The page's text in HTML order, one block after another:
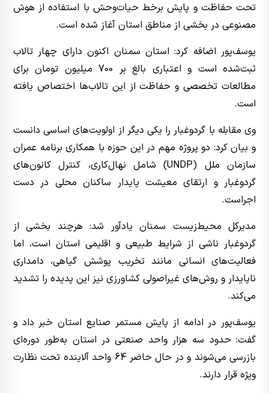
تحت حفاظت و پایش برخط حیات‌وحش با استفاده از هوش
مصنوعی در بخشی از مناطق استان آغاز شده است.
یوسف‌پور اضافه کرد: استان سمنان اکنون دارای چهار تالاب
ثبت‌شده است و اعتباری بالغ بر 700 میلیون تومان برای
مطالعات تخصصی و حفاظت از این تالاب‌ها اختصاص یافته
است.
وی مقابله با گردوغبار را یکی دیگر از اولویت‌های اساسی دانست
و بیان کرد: دو پروژه مهم در این حوزه با همکاری برنامه عمران
سازمان ملل (UNDP) شامل نهال‌کاری، کنترل کانون‌های
گردوغبار و ارتقای معیشت پایدار ساکنان محلی در دست
اجراست.
مدیرکل محیط‌زیست سمنان یادآور شد: هرچند بخشی از
گردوغبار ناشی از شرایط طبیعی و اقلیمی استان است، اما
فعالیت‌های انسانی مانند تخریب پوشش گیاهی، دامداری
ناپایدار و روش‌های غیراصولی کشاورزی نیز این پدیده را تشدید
می‌کند.
یوسف‌پور در ادامه از پایش مستمر صنایع استان خبر داد و
گفت: حدود سه هزار واحد صنعتی در استان به‌طور دوره‌ای
بازرسی می‌شوند و در حال حاضر 64 واحد آلاینده تحت نظارت
ویژه قرار دارند.